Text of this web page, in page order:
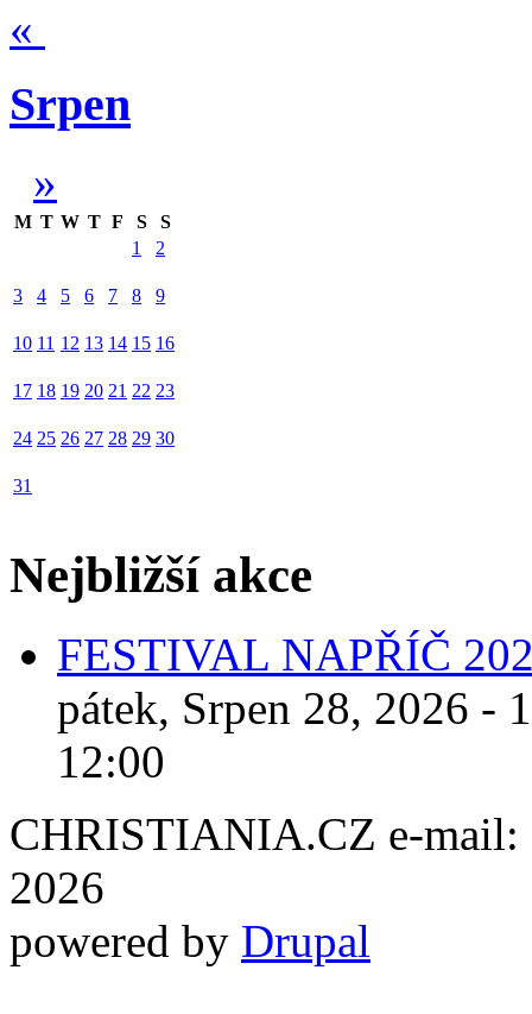
«
Srpen
»
M T W T F S
S
1
2
3 4 5 6 7 8 9
10 11 12 13 14 15 16
17 18 19 20 21 22 23
24 25 26 27 28 29 30
31
Nejbližší akce
FESTIVAL NAPŘÍČ
pátek, Srpen 28, 2026 -
12:00
CHRISTIANIA.CZ e-mail:
2026
powered by Drupal